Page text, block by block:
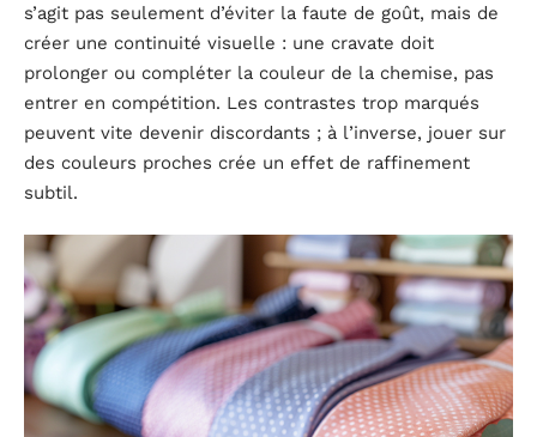
s’agit pas seulement d’éviter la faute de goût, mais de
créer une continuité visuelle : une cravate doit
prolonger ou compléter la couleur de la chemise, pas
entrer en compétition. Les contrastes trop marqués
peuvent vite devenir discordants ; à l’inverse, jouer sur
des couleurs proches crée un effet de raffinement
subtil.